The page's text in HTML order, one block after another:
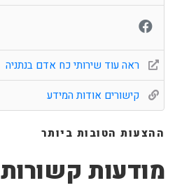
ראה עוד שירותי כח אדם בנתניה
קישורים אודות המידע
ההצעות הטובות ביותר
מודעות קשורות